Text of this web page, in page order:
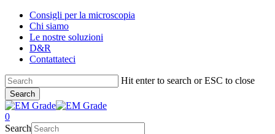
Skip
main
content
Consigli per la microscopia
Chi siamo
Le nostre soluzioni
D&R
Contattateci
Hit enter to search or ESC to close
Search
Close
Search
account
0
Menu
Search